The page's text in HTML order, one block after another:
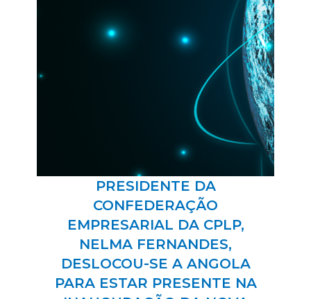
PRESIDENTE DA
CONFEDERAÇÃO
EMPRESARIAL DA CPLP,
NELMA FERNANDES,
DESLOCOU-SE A ANGOLA
PARA ESTAR PRESENTE NA